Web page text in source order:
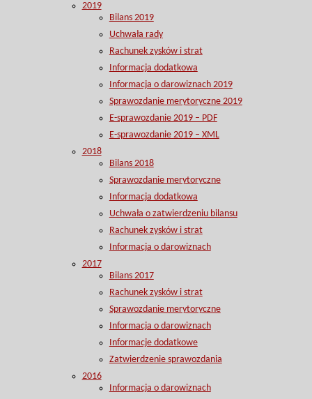
2019
Bilans 2019
Uchwała rady
Rachunek zysków i strat
Informacja dodatkowa
Informacja o darowiznach 2019
Sprawozdanie merytoryczne 2019
E-sprawozdanie 2019 – PDF
E-sprawozdanie 2019 – XML
2018
Bilans 2018
Sprawozdanie merytoryczne
Informacja dodatkowa
Uchwała o zatwierdzeniu bilansu
Rachunek zysków i strat
Informacja o darowiznach
2017
Bilans 2017
Rachunek zysków i strat
Sprawozdanie merytoryczne
Informacja o darowiznach
Informacje dodatkowe
Zatwierdzenie sprawozdania
2016
Informacja o darowiznach